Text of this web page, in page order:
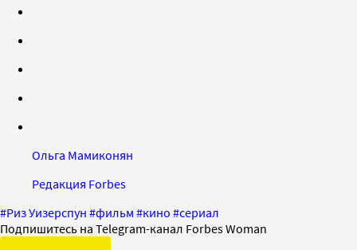
Ольга Мамиконян
Редакция Forbes
#Риз Уизерспун #фильм #кино #сериал
Подпишитесь на Telegram-канал Forbes Woman